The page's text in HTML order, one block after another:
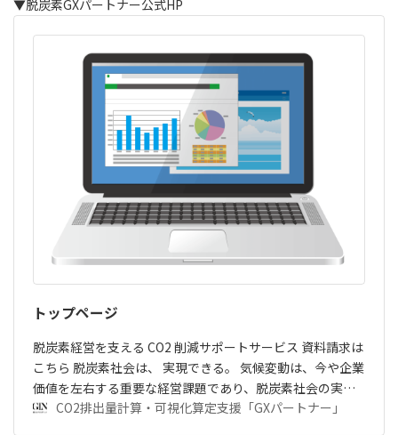
▼脱炭素GXパートナー公式HP
トップページ
脱炭素経営を支える CO2 削減サポートサービス 資料請求は
こちら 脱炭素社会は、 実現できる。 気候変動は、今や企業
価値を左右する重要な経営課題であり、脱炭素社会の実…
CO2排出量計算・可視化算定支援「GXパートナー」